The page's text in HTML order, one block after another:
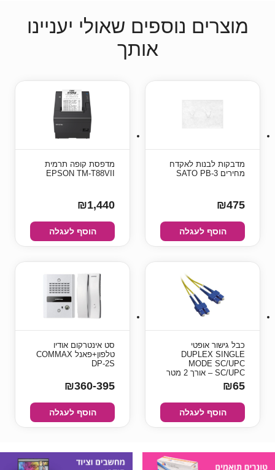
מוצרים נוספים שאולי יעניינו
אותך
מדבקות לבנות לאקדח
מחירים SATO PB-3
₪475
הוסף לעגלה
מדפסת קופה תרמית
EPSON TM-T88VII
₪1,440
הוסף לעגלה
כבל גישור אופטי
DUPLEX SINGLE
MODE SC/UPC
SC/UPC – אורך 2 מטר
₪65
הוסף לעגלה
סט אינטרקום אודיו
טלפון+פאנל COMMAX
DP-2S
₪360-395
הוסף לעגלה